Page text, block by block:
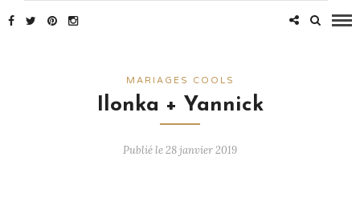
MARIAGES COOLS
Ilonka + Yannick
Publié le 28 janvier 2019